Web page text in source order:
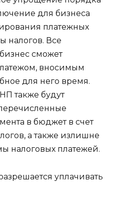
для бизнеса
платежных
налогов. Все
сможет
вносимым
для него время.
также будут
в бюджет в счет
а также излишне
налоговых платежей.
уплачивать